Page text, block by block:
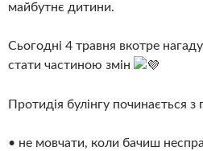
майбутнє дитини.
Сьогодні 4 травня вкотре
стати частиною змін
Протидія булінгу починається з
• не мовчати, коли бачиш